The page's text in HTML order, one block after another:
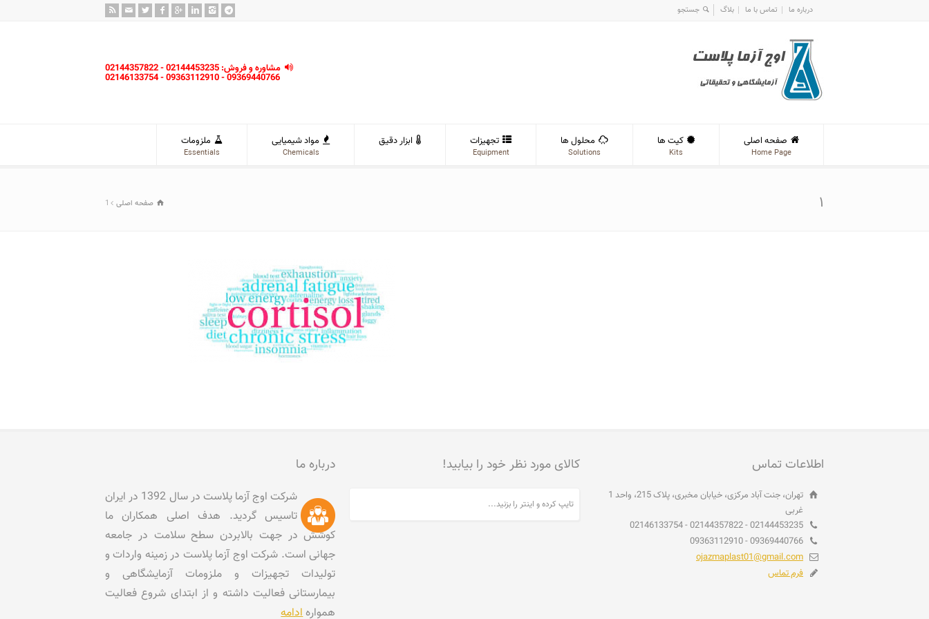
درباره ما تماس با ما بلاگ
مشاوره و فروش: 02144453235 - 02144357822
09369440766 - 09363112910 - 02146133754
صفحه اصلی
Home Page
کیت ها
Kits
محلول ها
Solutions
تجهیزات
Equipment
ابزار دقیق مواد شیمیایی
Chemicals
ملزومات
Essentials
۱ صفحه اصلی 1
اطلاعات تماس
تهران، جنت آباد مرکزی، خیابان مخبری، پلاک 215، واحد 1
غربی
02144453235 - 02144357822 - 02146133754
09369440766 - 09363112910
ojazmaplast01@gmail.com
فرم تماس
کالای مورد نظر خود را بیابید! درباره ما
شرکت اوج آزما پلاست در سال 1392 در ایران
تاسیس گردید. هدف اصلی همکاران ما
کوشش در جهت بالابردن سطح سلامت در جامعه
جهانی است. شرکت اوج آزما پلاست در زمینه واردات و
تولیدات تجهیزات و ملزومات آزمایشگاهی و
بیمارستانی فعالیت داشته و از ابتدای شروع فعالیت
هموارهادامه